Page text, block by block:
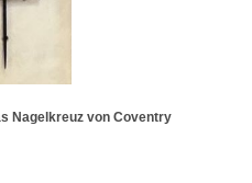
Nagelkreuz von Coventry